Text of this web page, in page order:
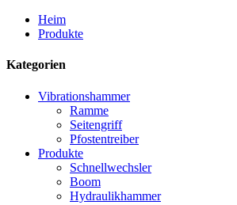
Heim
Produkte
Kategorien
Vibrationshammer
Ramme
Seitengriff
Pfostentreiber
Produkte
Schnellwechsler
Boom
Hydraulikhammer